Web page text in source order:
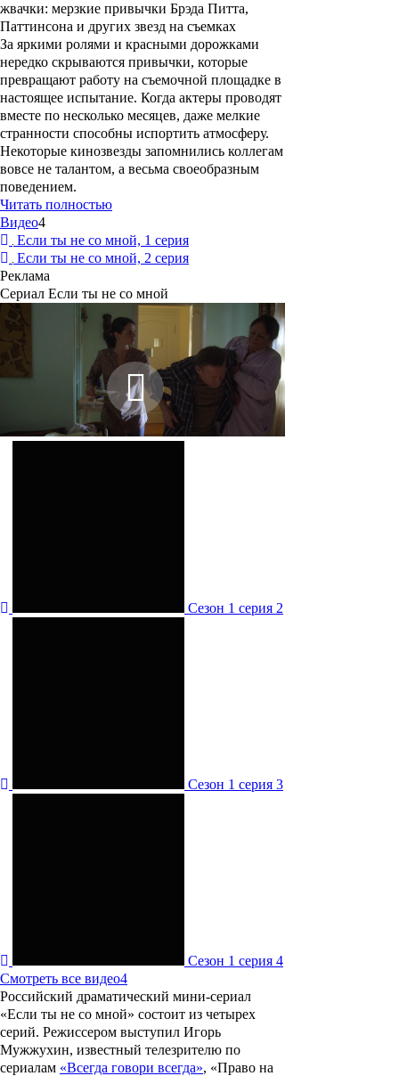
жвачки: мерзкие привычки Брэда Питта,
Паттинсона и других звезд на съемках
За яркими ролями и красными дорожками
нередко скрываются привычки, которые
превращают работу на съемочной площадке в
настоящее испытание. Когда актеры проводят
вместе по несколько месяцев, даже мелкие
странности способны испортить атмосферу.
Некоторые кинозвезды запомнились коллегам
вовсе не талантом, а весьма своеобразным
поведением.
Читать полностью
Видео4
Если ты не со мной, 1 серия
Если ты не со мной, 2 серия
Реклама
Сериал Если ты не со мной
Сезон 1 серия 2
Сезон 1 серия 3
Сезон 1 серия 4
Смотреть все видео4
Российский драматический мини-сериал
«Если ты не со мной» состоит из четырех
серий. Режиссером выступил Игорь
Мужжухин, известный телезрителю по
сериалам «Всегда говори всегда», «Право на